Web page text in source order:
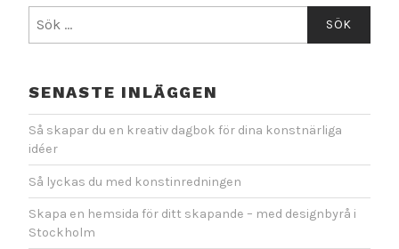
efter:
SENASTE INLÄGGEN
Så skapar du en kreativ dagbok för dina konstnärliga
idéer
Så lyckas du med konstinredningen
Skapa en hemsida för ditt skapande – med designbyrå i
Stockholm